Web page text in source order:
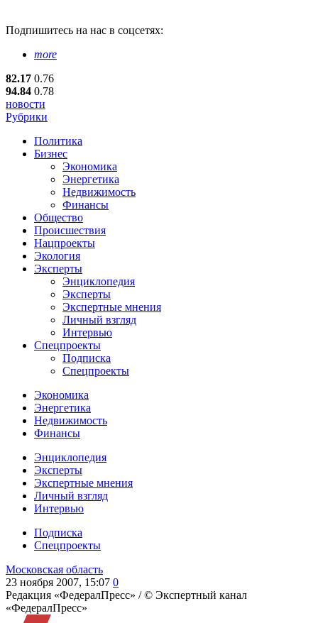
Подпишитесь на нас в соцсетях:
more
82.17 0.76
94.84 0.78
новости
Рубрики
Политика
Бизнес
Экономика
Энергетика
Недвижимость
Финансы
Общество
Происшествия
Нацпроекты
Экология
Эксперты
Энциклопедия
Эксперты
Экспертные мнения
Личный взгляд
Интервью
Спецпроекты
Подписка
Спецпроекты
Экономика
Энергетика
Недвижимость
Финансы
Энциклопедия
Эксперты
Экспертные мнения
Личный взгляд
Интервью
Подписка
Спецпроекты
Московская область
23 ноября 2007, 15:07 0
Редакция «ФедералПресс» /© Экспертный канал
«ФедералПресс»